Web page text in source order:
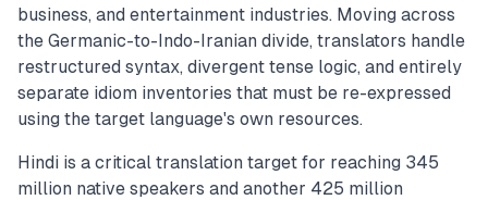
business, and entertainment industries. Moving across
the Germanic-to-Indo-Iranian divide, translators handle
restructured syntax, divergent tense logic, and entirely
separate idiom inventories that must be re-expressed
using the target language's own resources.
Hindi is a critical translation target for reaching 345
million native speakers and another 425 million